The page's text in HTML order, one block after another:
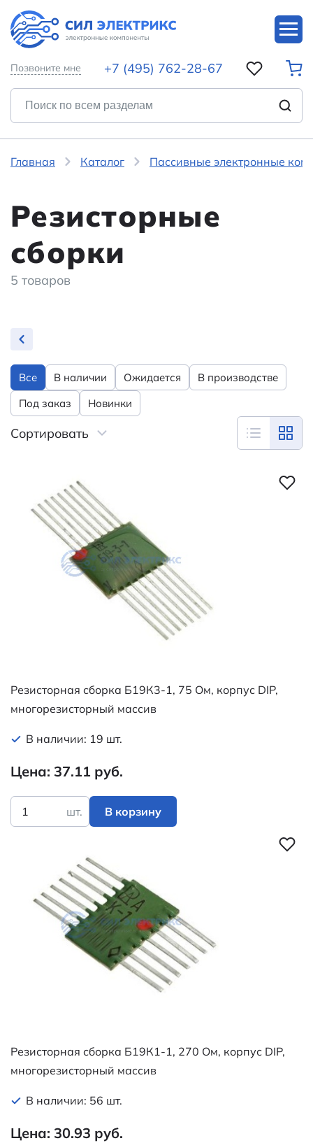
Позвоните мне +7 (495) 762-28-67
Главная Каталог Пассивные электронные
Резисторные
сборки
5 товаров
Все В наличии Ожидается
В производстве
Под заказ
Новинки
Сортировать
Резисторная сборка Б19К3-1, 75 Ом, корпус DIP,
многорезисторный массив
В наличии: 19 шт.
Цена: 37.11 руб.
шт. В корзину
Резисторная сборка Б19К1-1, 270 Ом, корпус DIP,
многорезисторный массив
В наличии: 56 шт.
Цена: 30.93 руб.